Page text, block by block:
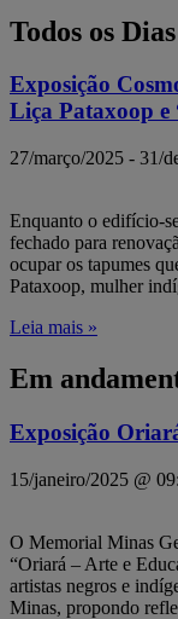
Todos os Dias
Exposição
Liça Pataxoop e
27/março/2025 - 31/
Enquanto o edifício-
fechado para
ocupar os tapumes
Pataxoop, mulher
Leia mais »
Em
Exposição
15/janeiro/2025 @
O Memorial Minas
“Oriará – Arte e
artistas negros e
Minas, propondo